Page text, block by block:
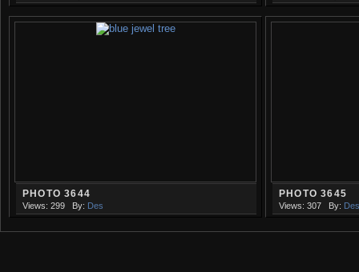
PHOTO 3644
Views: 299 By: Des
PHOTO 3645
Views: 307 By: Des